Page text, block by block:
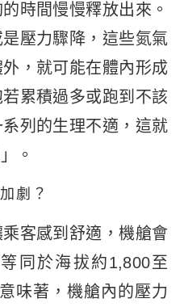
時間慢慢釋放出來。
壓力驟降，這些氮氣
，就可能在體內形成
累積過多或跑到不該
列的生理不適，這就
。
劇？
客感到舒適，機艙會
同於海拔約1,800至
味著，機艙內的壓力